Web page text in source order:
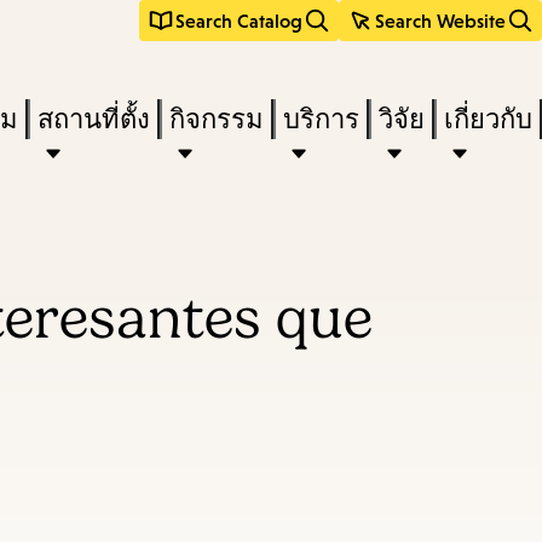
Search Catalog Search Website
สถานที่ตั้ง กิจกรรม บริการ วิจัย เกี่ยวกับ
que